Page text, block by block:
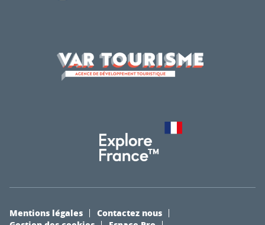
Mentions légales
Contactez nous